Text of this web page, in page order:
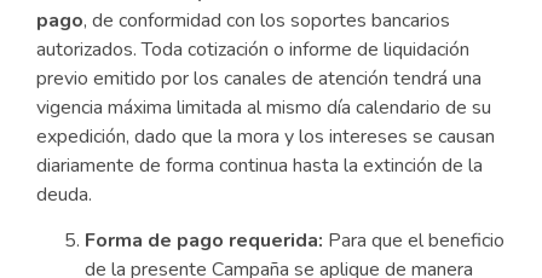
pago, de conformidad con los soportes bancarios
autorizados. Toda cotización o informe de liquidación
previo emitido por los canales de atención tendrá una
vigencia máxima limitada al mismo día calendario de su
expedición, dado que la mora y los intereses se causan
diariamente de forma continua hasta la extinción de la
deuda.
Forma de pago requerida: Para que el beneficio
de la presente Campaña se aplique de manera